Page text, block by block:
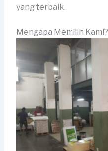
yang terbaik.
Mengapa Memilih Kami?